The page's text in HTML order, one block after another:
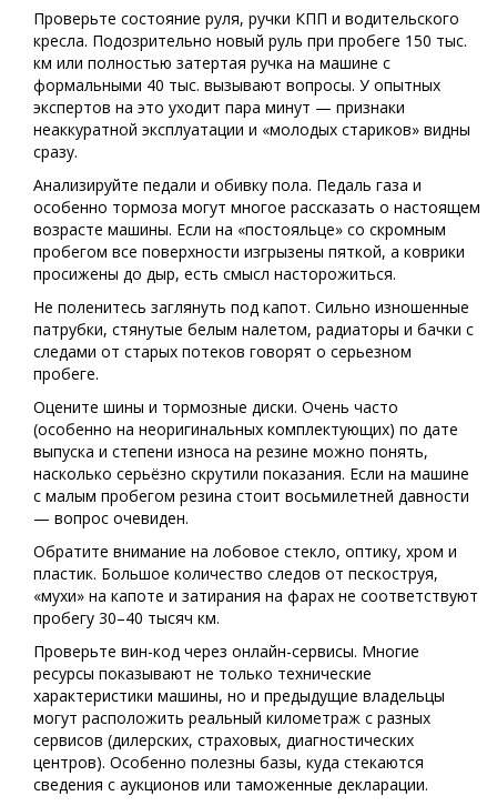
Проверьте состояние руля, ручки КПП и водительского
кресла. Подозрительно новый руль при пробеге 150 тыс.
км или полностью затертая ручка на машине с
формальными 40 тыс. вызывают вопросы. У опытных
экспертов на это уходит пара минут — признаки
неаккуратной эксплуатации и «молодых стариков» видны
сразу.
Анализируйте педали и обивку пола. Педаль газа и
особенно тормоза могут многое рассказать о настоящем
возрасте машины. Если на «постояльце» со скромным
пробегом все поверхности изгрызены пяткой, а коврики
просижены до дыр, есть смысл насторожиться.
Не поленитесь заглянуть под капот. Сильно изношенные
патрубки, стянутые белым налетом, радиаторы и бачки с
следами от старых потеков говорят о серьезном
пробеге.
Оцените шины и тормозные диски. Очень часто
(особенно на неоригинальных комплектующих) по дате
выпуска и степени износа на резине можно понять,
насколько серьёзно скрутили показания. Если на машине
с малым пробегом резина стоит восьмилетней давности
— вопрос очевиден.
Обратите внимание на лобовое стекло, оптику, хром и
пластик. Большое количество следов от пескоструя,
«мухи» на капоте и затирания на фарах не соответствуют
пробегу 30–40 тысяч км.
Проверьте вин-код через онлайн-сервисы. Многие
ресурсы показывают не только технические
характеристики машины, но и предыдущие владельцы
могут расположить реальный километраж с разных
сервисов (дилерских, страховых, диагностических
центров). Особенно полезны базы, куда стекаются
сведения с аукционов или таможенные декларации.